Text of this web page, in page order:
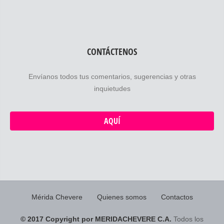
CONTÁCTENOS
Envíanos todos tus comentarios, sugerencias y otras
inquietudes
AQUÍ
Mérida Chevere Quienes somos Contactos
© 2017 Copyright por MERIDACHEVERE C.A. Todos los